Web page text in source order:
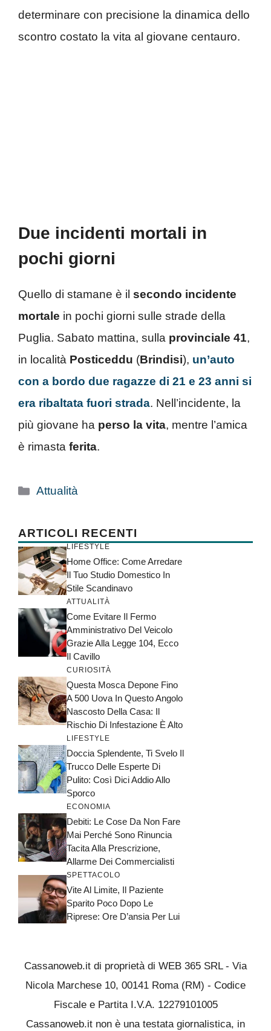
determinare con precisione la dinamica dello
scontro costato la vita al giovane centauro.
Due incidenti mortali in
pochi giorni
Quello di stamane è il secondo incidente
mortale in pochi giorni sulle strade della
Puglia. Sabato mattina, sulla provinciale 41,
in località Posticeddu (Brindisi), un’auto
con a bordo due ragazze di 21 e 23 anni si
era ribaltata fuori strada. Nell’incidente, la
più giovane ha perso la vita, mentre l’amica
è rimasta ferita.
Categorie
Attualità
ARTICOLI RECENTI
LIFESTYLE
Home Office: Come Arredare
Il Tuo Studio Domestico In
Stile Scandinavo
ATTUALITÀ
Come Evitare Il Fermo
Amministrativo Del Veicolo
Grazie Alla Legge 104, Ecco
Il Cavillo
CURIOSITÀ
Questa Mosca Depone Fino
A 500 Uova In Questo Angolo
Nascosto Della Casa: Il
Rischio Di Infestazione È Alto
LIFESTYLE
Doccia Splendente, Ti Svelo Il
Trucco Delle Esperte Di
Pulito: Così Dici Addio Allo
Sporco
ECONOMIA
Debiti: Le Cose Da Non Fare
Mai Perché Sono Rinuncia
Tacita Alla Prescrizione,
Allarme Dei Commercialisti
SPETTACOLO
Vite Al Limite, Il Paziente
Sparito Poco Dopo Le
Riprese: Ore D’ansia Per Lui
Cassanoweb.it di proprietà di WEB 365 SRL - Via
Nicola Marchese 10, 00141 Roma (RM) - Codice
Fiscale e Partita I.V.A. 12279101005
Cassanoweb.it non è una testata giornalistica, in